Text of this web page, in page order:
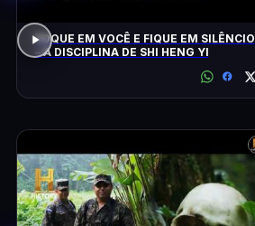
FOQUE EM VOCÊ E FIQUE EM SILÊNCIO
– A DISCIPLINA DE SHI HENG YI